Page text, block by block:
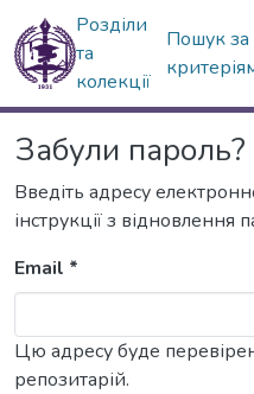
Розділи
та
колекції
Пошук за
Забули пароль?
Введіть адресу
інструкції з відновлення
Email *
Цю адресу буде
репозитарій.